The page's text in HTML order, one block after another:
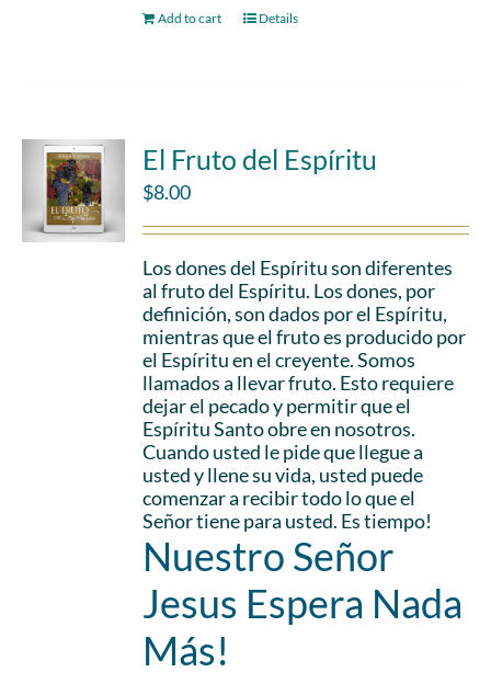
Add to cart Details
El Fruto del Espíritu
$8.00
Los dones del Espíritu son diferentes
al fruto del Espíritu. Los dones, por
definición, son dados por el Espíritu,
mientras que el fruto es producido por
el Espíritu en el creyente. Somos
llamados a llevar fruto. Esto requiere
dejar el pecado y permitir que el
Espíritu Santo obre en nosotros.
Cuando usted le pide que llegue a
usted y llene su vida, usted puede
comenzar a recibir todo lo que el
Señor tiene para usted. Es tiempo!
Nuestro Señor
Jesus Espera Nada
Más!